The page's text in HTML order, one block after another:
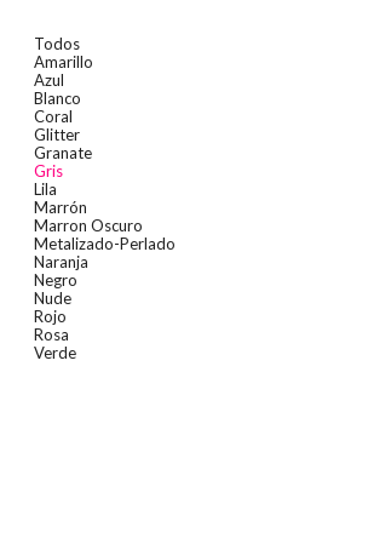
Todos
Amarillo
Azul
Blanco
Coral
Glitter
Granate
Gris
Lila
Marrón
Marron Oscuro
Metalizado-Perlado
Naranja
Negro
Nude
Rojo
Rosa
Verde